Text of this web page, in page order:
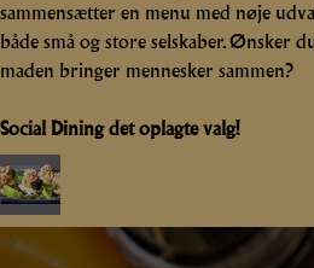
sammensætter en menu med nøje
både små og store selskaber. Ønsker
maden bringer mennesker sammen?
Social Dining det oplagte valg!